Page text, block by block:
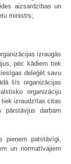
aizsardzības un
ministrs;
izraugās
pēc kādiem tiek
deleģēt savu
šīs organizācijas
organizāciju
izraudzītas citas
pārstāvjus darbam
pieņem patstāvīgi,
un normatīvajiem